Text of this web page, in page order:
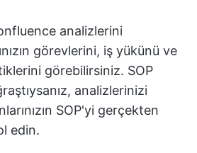
analizlerini
görevlerini, iş yükünü ve
görebilirsiniz. SOP
analizlerinizi
SOP'yi gerçekten
edin.